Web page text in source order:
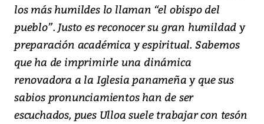
los más humildes lo llaman “el obispo del
pueblo”. Justo es reconocer su gran humildad y
preparación académica y espiritual. Sabemos
que ha de imprimirle una dinámica
renovadora a la Iglesia panameña y que sus
sabios pronunciamientos han de ser
escuchados, pues Ulloa suele trabajar con tesón